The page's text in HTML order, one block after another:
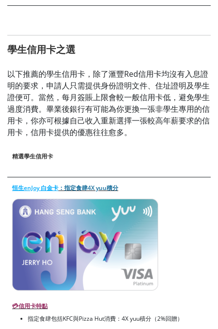
學生信用卡之選
以下推薦的學生信用卡，除了滙豐Red信用卡均沒有入息證
明的要求，申請人只需提供身份證明文件、住址證明及學生
證便可。當然，每月簽賬上限會較一般信用卡低，避免學生
過度消費。畢業後銀行有可能為你更換一張非學生專用的信
用卡，你亦可根據自己收入重新選擇一張較高年薪要求的信
用卡，信用卡提供的優惠往往愈多。
精選學生信用卡
恒生enJoy 白金卡 ：指定食肆4X yuu積分
💳信用卡特點
指定食肆包括KFC與Pizza Hut消費：4X yuu積分（2%回贈）